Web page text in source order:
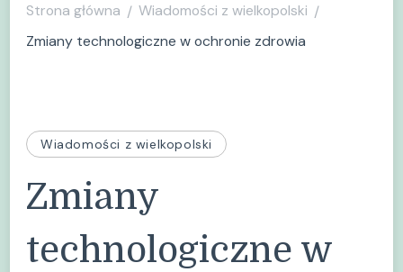
Strona główna / Wiadomości z wielkopolski /
Zmiany technologiczne w ochronie zdrowia
Wiadomości z wielkopolski
Zmiany
technologiczne w